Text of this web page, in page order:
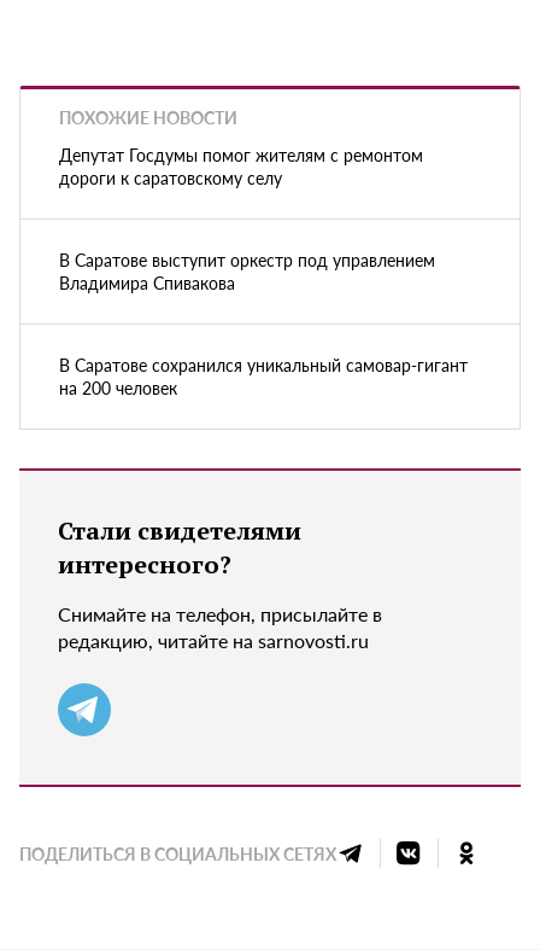
ПОХОЖИЕ НОВОСТИ
Депутат Госдумы помог жителям с ремонтом
дороги к саратовскому селу
В Саратове выступит оркестр под управлением
Владимира Спивакова
В Саратове сохранился уникальный самовар-гигант
на 200 человек
Стали свидетелями
интересного?
Снимайте на телефон, присылайте в
редакцию, читайте на sarnovosti.ru
ПОДЕЛИТЬСЯ В СОЦИАЛЬНЫХ СЕТЯХ